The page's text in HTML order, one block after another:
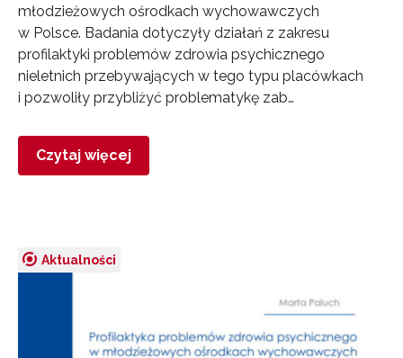
młodzieżowych ośrodkach wychowawczych
w Polsce. Badania dotyczyły działań z zakresu
profilaktyki problemów zdrowia psychicznego
nieletnich przebywających w tego typu placówkach
i pozwoliły przybliżyć problematykę zab…
Czytaj więcej
Aktualności